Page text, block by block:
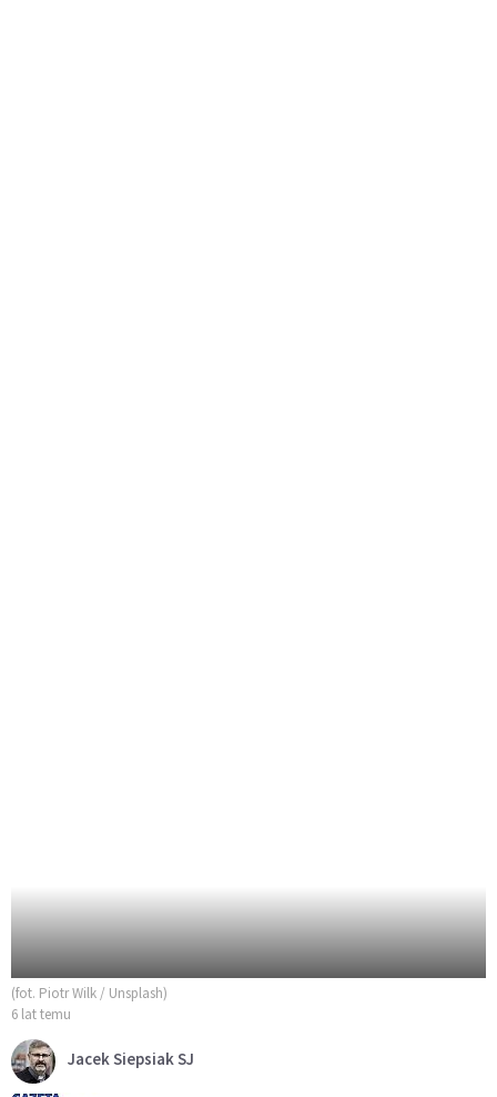
(fot. Piotr Wilk / Unsplash)
6 lat temu
Jacek Siepsiak SJ